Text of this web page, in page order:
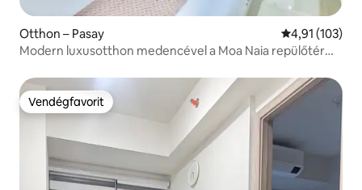
Otthon – Pasay Átlagos
4,91 (103)
Modern luxusotthon medencével a Moa Naia repülőtér
Vendégfavorit
Vendégfavorit